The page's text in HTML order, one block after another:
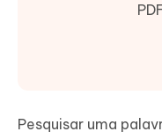
Pesquisar uma